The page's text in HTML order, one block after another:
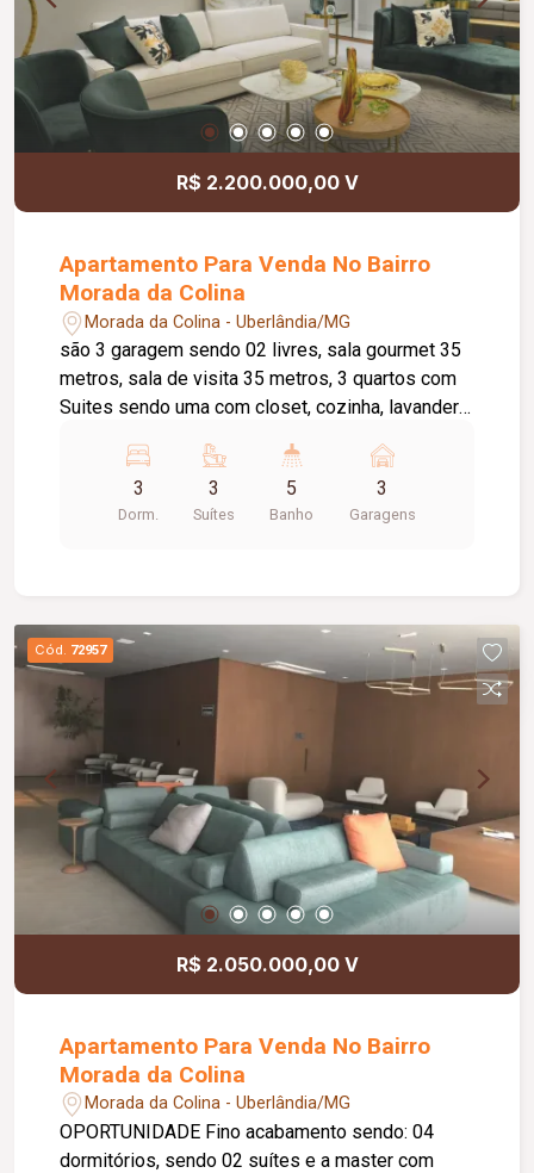
R$ 2.200.000,00 V
Apartamento Para Venda No Bairro
Morada da Colina
Morada da Colina - Uberlândia/MG
são 3 garagem sendo 02 livres, sala gourmet 35
metros, sala de visita 35 metros, 3 quartos com
Suites sendo uma com closet, cozinha, lavanderia
academia, área gourmet com churrasqueira e
salão de festa.
3
Dorm.
3
Suítes
5
Banho
3
Garagens
Cód. 72957
R$ 2.050.000,00 V
Apartamento Para Venda No Bairro
Morada da Colina
Morada da Colina - Uberlândia/MG
OPORTUNIDADE Fino acabamento sendo: 04
dormitórios, sendo 02 suítes e a master com